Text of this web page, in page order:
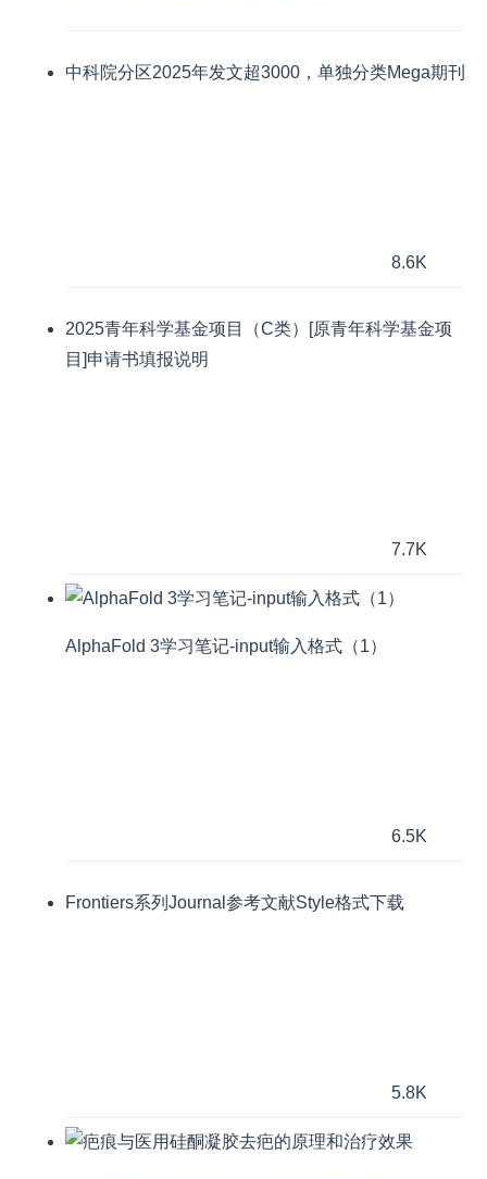
中科院分区2025年发文超3000，单独分类Mega期刊
8.6K
2025青年科学基金项目（C类）[原青年科学基金项
目]申请书填报说明
7.7K
AlphaFold 3学习笔记-input输入格式（1）
6.5K
Frontiers系列Journal参考文献Style格式下载
5.8K